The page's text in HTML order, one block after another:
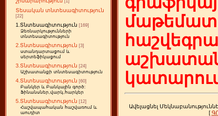
[1]
Տեսական տնտեսագիտություն
[22]
1.Տնտեսագիտություն [169]
Ձեռնարկությունների
տնտեսագիտություն
2.Տնտեսագիտություն [3]
ստանդարտացում և
սերտեֆիկացում
3.Տնտեսագիտություն [24]
Աշխատանքի տնտեսագիտություն
4.Տնտեսագիտություն [60]
Բանկեր և Բանկային գործ:
Ֆինանսներ,վարկ,հարկեր
5.Տնտեսագիտություն [12]
Հաշվապահական հաշվառում և
աուդիտ
Ավելացնել
[